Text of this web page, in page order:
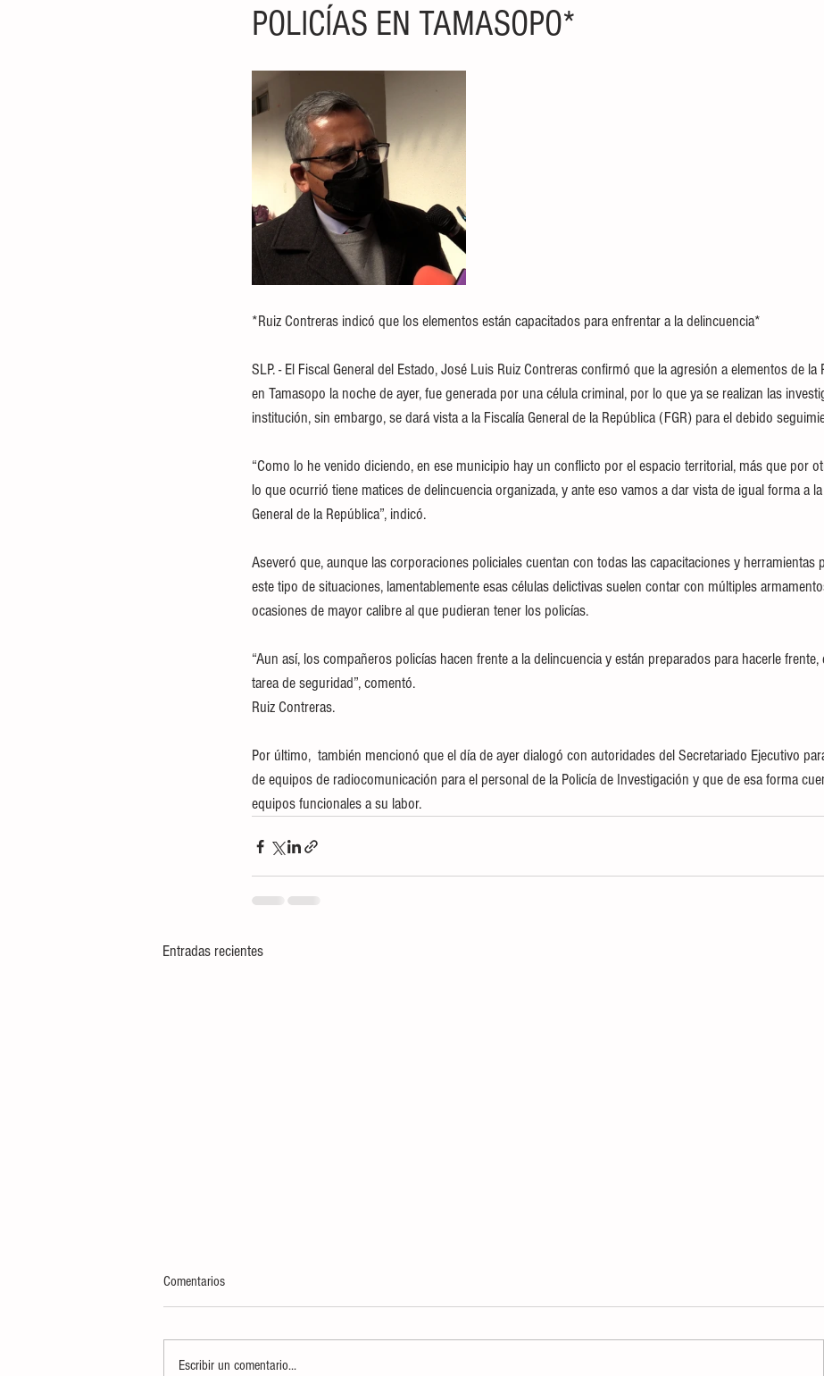
POLICÍAS EN TAMASOPO*
*Ruiz Contreras indicó que los elementos están capacitados para enfrentar a la delincuencia*
SLP. - El Fiscal General del Estado, José Luis Ruiz Contreras confirmó que la agresión a elementos de la
en Tamasopo la noche de ayer, fue generada por una célula criminal, por lo que ya se realizan las
institución, sin embargo, se dará vista a la Fiscalía General de la República (FGR) para el debido
“Como lo he venido diciendo, en ese municipio hay un conflicto por el espacio territorial, más que por
lo que ocurrió tiene matices de delincuencia organizada, y ante eso vamos a dar vista de igual forma a
General de la República”, indicó.
Aseveró que, aunque las corporaciones policiales cuentan con todas las capacitaciones y herramientas
este tipo de situaciones, lamentablemente esas células delictivas suelen contar con múltiples
ocasiones de mayor calibre al que pudieran tener los policías.
“Aun así, los compañeros policías hacen frente a la delincuencia y están preparados para hacerle frente,
tarea de seguridad”, comentó.
Ruiz Contreras.
Por último,  también mencionó que el día de ayer dialogó con autoridades del Secretariado Ejecutivo
de equipos de radiocomunicación para el personal de la Policía de Investigación y que de esa forma
equipos funcionales a su labor.
Entradas recientes
Comentarios
Escribir un comentario...